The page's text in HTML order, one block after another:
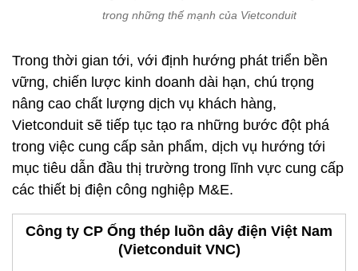
trong những thế mạnh của Vietconduit
Trong thời gian tới, với định hướng phát triển bền
vững, chiến lược kinh doanh dài hạn, chú trọng
nâng cao chất lượng dịch vụ khách hàng,
Vietconduit sẽ tiếp tục tạo ra những bước đột phá
trong việc cung cấp sản phẩm, dịch vụ hướng tới
mục tiêu dẫn đầu thị trường trong lĩnh vực cung cấp
các thiết bị điện công nghiệp M&E.
Công ty CP Ống thép luồn dây điện Việt Nam
(Vietconduit VNC)